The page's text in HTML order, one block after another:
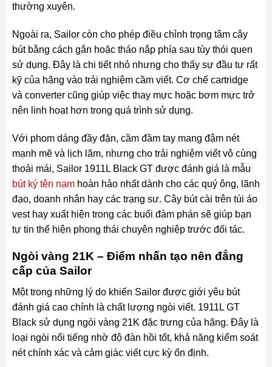
thường xuyên.
Ngoài ra, Sailor còn cho phép điều chỉnh trọng tâm cây
bút bằng cách gắn hoặc tháo nắp phía sau tùy thói quen
sử dụng. Đây là chi tiết nhỏ nhưng cho thấy sự đầu tư rất
kỹ của hãng vào trải nghiệm cầm viết. Cơ chế cartridge
và converter cũng giúp việc thay mực hoặc bơm mực trở
nên linh hoạt hơn trong quá trình sử dụng.
Với phom dáng đầy đặn, cầm đầm tay mang đậm nét
mạnh mẽ và lịch lãm, nhưng cho trải nghiệm viết vô cùng
thoải mái, Sailor 1911L Black GT được đánh giá là mẫu
bút ký tên namhoàn hảo nhất dành cho các quý ông, lãnh
đạo, doanh nhân hay các trạng sư. Cây bút cài trên túi áo
vest hay xuất hiện trong các buổi đàm phán sẽ giúp bạn
tự tin thể hiện phong thái chuyên nghiệp trước đối tác.
Ngòi vàng 21K – Điểm nhấn tạo nên đẳng
cấp của Sailor
Một trong những lý do khiến Sailor được giới yêu bút
đánh giá cao chính là chất lượng ngòi viết. 1911L GT
Black sử dụng ngòi vàng 21K đặc trưng của hãng. Đây là
loại ngòi nổi tiếng nhờ độ đàn hồi tốt, khả năng kiểm soát
nét chính xác và cảm giác viết cực kỳ ổn định.